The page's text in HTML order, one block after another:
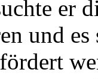
er
und es